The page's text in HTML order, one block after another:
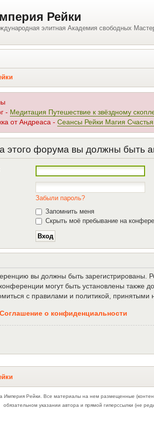
Рейки
элитная Академия свободных
- Медитация Путешествие к звёздному
от Андреаса - Сеансы Рейки Магия
этого форума вы должны быть
Забыли пароль?
Запомнить меня
Скрыть моё пребывание на
вы должны быть зарегистрированы.
могут быть установлены также
с правилами и политикой,
Соглашение о конфиденциальности
Империя Рейки. Все материалы на нем размещенные
обязательном указании автора и прямой гиперссылки (не